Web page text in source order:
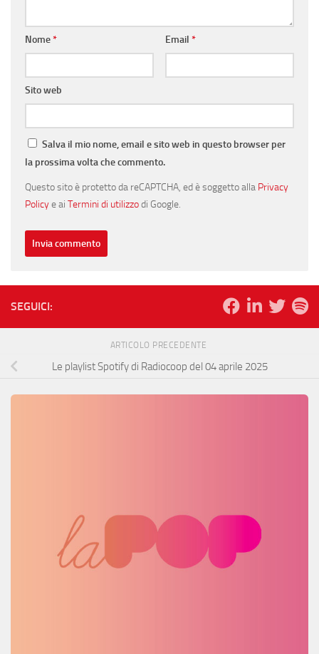
Nome* Email *
Sito web
Salva il mio nome, email e sito web in questo browser per
la prossima volta che commento.
Questo sito è protetto da reCAPTCHA, ed è soggetto alla Privacy
Policye ai Termini di utilizzodi Google.
SEGUICI:
ARTICOLO PRECEDENTE
Le playlist Spotify di Radiocoop del 04 aprile 2025